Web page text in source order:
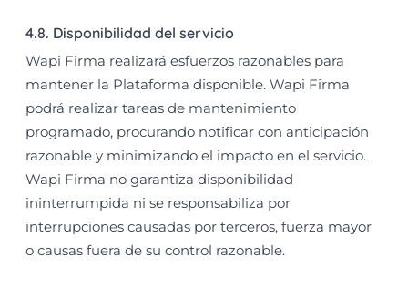
4.8. Disponibilidad del servicio
Wapi Firma realizará esfuerzos razonables para
mantener la Plataforma disponible. Wapi Firma
podrá realizar tareas de mantenimiento
programado, procurando notificar con anticipación
razonable y minimizando el impacto en el servicio.
Wapi Firma no garantiza disponibilidad
ininterrumpida ni se responsabiliza por
interrupciones causadas por terceros, fuerza mayor
o causas fuera de su control razonable.